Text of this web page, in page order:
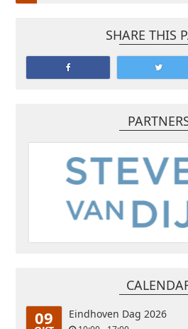
SHARE THIS
09 Eindhoven Dag 2026